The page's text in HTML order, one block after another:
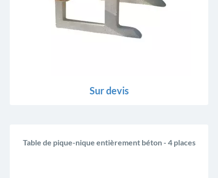
Sur devis
Table de pique-nique entièrement béton - 4 places